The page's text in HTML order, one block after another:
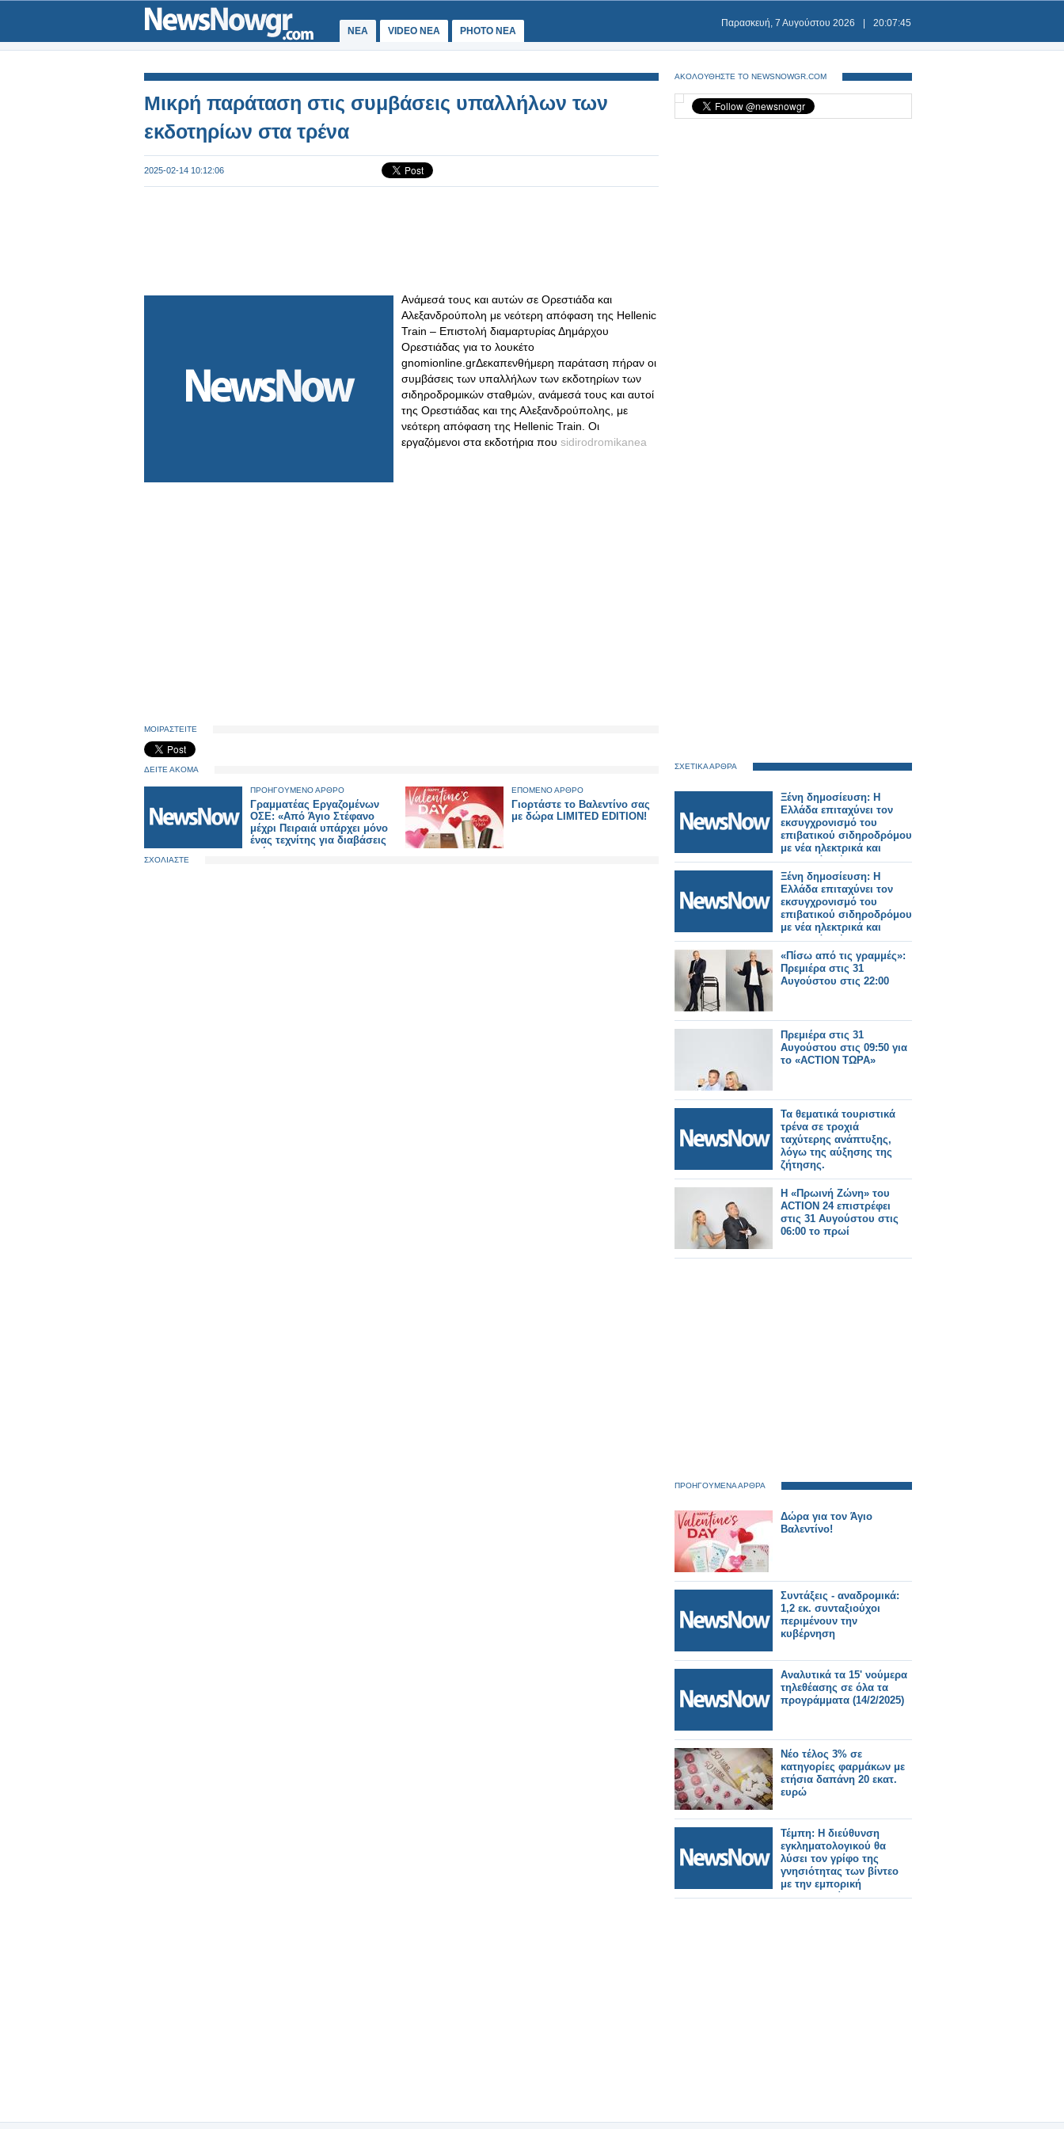
ΝΕΑ VIDEO NEA PHOTO NEA
Παρασκευή, 7 Αυγούστου 2026 20:07:45
Μικρή παράταση στις συμβάσεις υπαλλήλων των
εκδοτηρίων στα τρένα
2025-02-14 10:12:06
Ανάμεσά τους και αυτών σε Ορεστιάδα και
Αλεξανδρούπολη με νεότερη απόφαση της Hellenic
Train – Επιστολή διαμαρτυρίας Δημάρχου
Ορεστιάδας για το λουκέτο
gnomionline.grΔεκαπενθήμερη παράταση πήραν οι
συμβάσεις των υπαλλήλων των εκδοτηρίων των
σιδηροδρομικών σταθμών, ανάμεσά τους και αυτοί
της Ορεστιάδας και της Αλεξανδρούπολης, με
νεότερη απόφαση της Hellenic Train. Οι
εργαζόμενοι στα εκδοτήρια που sidirodromikanea
ΜΟΙΡΑΣΤΕΙΤΕ
ΔΕΙΤΕ ΑΚΟΜΑ
ΠΡΟΗΓΟΥΜΕΝΟ ΑΡΘΡΟ
Γραμματέας Εργαζομένων
ΟΣΕ: «Από Άγιο Στέφανο
μέχρι Πειραιά υπάρχει μόνο
ένας τεχνίτης για διαβάσεις
τρένων»
ΕΠΟΜΕΝΟ ΑΡΘΡΟ
Γιορτάστε το Βαλεντίνο σας
με δώρα LIMITED EDITION!
ΣΧΟΛΙΑΣΤΕ
ΑΚΟΛΟΥΘΗΣΤΕ ΤΟ NEWSNOWGR.COM
ΣΧΕΤΙΚΑ ΑΡΘΡΑ
Ξένη δημοσίευση: Η
Ελλάδα επιταχύνει τον
εκσυγχρονισμό του
επιβατικού σιδηροδρόμου
με νέα ηλεκτρικά και
υβριδικά τρένα.
Ξένη δημοσίευση: Η
Ελλάδα επιταχύνει τον
εκσυγχρονισμό του
επιβατικού σιδηροδρόμου
με νέα ηλεκτρικά και
υβριδικά τρένα.
«Πίσω από τις γραμμές»:
Πρεμιέρα στις 31
Αυγούστου στις 22:00
Πρεμιέρα στις 31
Αυγούστου στις 09:50 για
το «ACTION ΤΩΡΑ»
Τα θεματικά τουριστικά
τρένα σε τροχιά
ταχύτερης ανάπτυξης,
λόγω της αύξησης της
ζήτησης.
Η «Πρωινή Ζώνη» του
ACTION 24 επιστρέφει
στις 31 Αυγούστου στις
06:00 το πρωί
ΠΡΟΗΓΟΥΜΕΝΑ ΑΡΘΡΑ
Δώρα για τον Άγιο
Βαλεντίνο!
Συντάξεις - αναδρομικά:
1,2 εκ. συνταξιούχοι
περιμένουν την
κυβέρνηση
Αναλυτικά τα 15' νούμερα
τηλεθέασης σε όλα τα
προγράμματα (14/2/2025)
Νέο τέλος 3% σε
κατηγορίες φαρμάκων με
ετήσια δαπάνη 20 εκατ.
ευρώ
Τέμπη: Η διεύθυνση
εγκληματολογικού θα
λύσει τον γρίφο της
γνησιότητας των βίντεο
με την εμπορική
αμαξοστοιχία